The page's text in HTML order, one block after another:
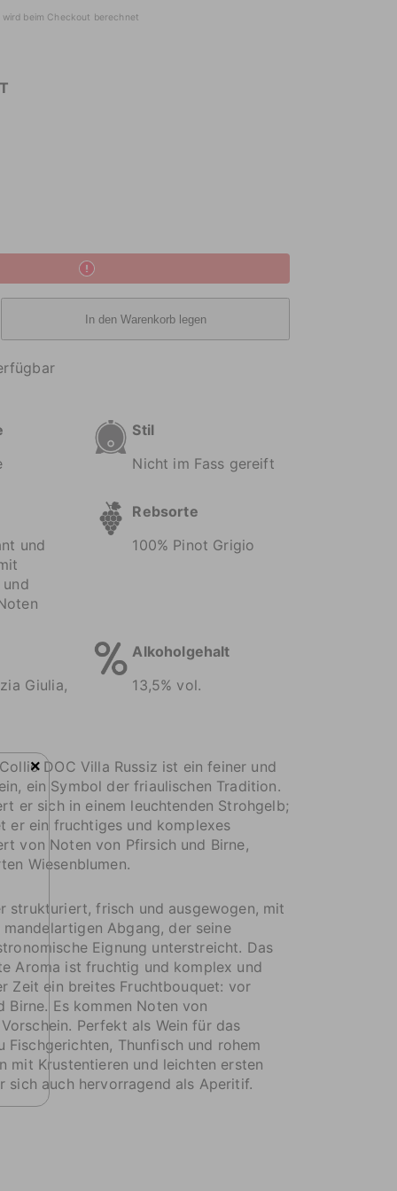
wird beim Checkout berechnet
In den Warenkorb legen
Stil
Nicht im Fass gereift
und
Rebsorte
100% Pinot Grigio
Giulia,
Alkoholgehalt
13,5% vol.
DOC Villa Russiz ist ein feiner und
ein Symbol der friaulischen Tradition.
er sich in einem leuchtenden Strohgelb;
er ein fruchtiges und komplexes
von Noten von Pfirsich und Birne,
Wiesenblumen.
strukturiert, frisch und ausgewogen, mit
mandelartigen Abgang, der seine
Eignung unterstreicht. Das
Aroma ist fruchtig und komplex und
Zeit ein breites Fruchtbouquet: vor
Birne. Es kommen Noten von
Perfekt als Wein für das
Fischgerichten, Thunfisch und rohem
mit Krustentieren und leichten ersten
sich auch hervorragend als Aperitif.
×